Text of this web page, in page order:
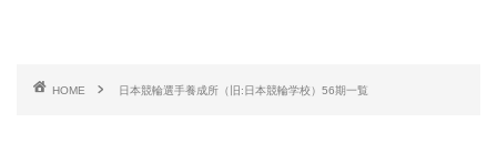
HOME 日本競輪選手養成所（旧:日本競輪学校）56期一覧